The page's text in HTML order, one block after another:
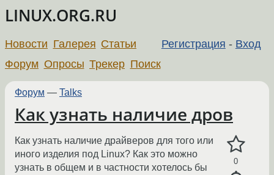
LINUX.ORG.RU
Регистрация - Вход
Новости Галерея Статьи
Форум Опросы Трекер Поиск
Форум — Talks
Как узнать наличие дров
0
Как узнать наличие драйверов для того или
иного изделия под Linux? Как это можно
узнать в общем и в частности хотелось бы